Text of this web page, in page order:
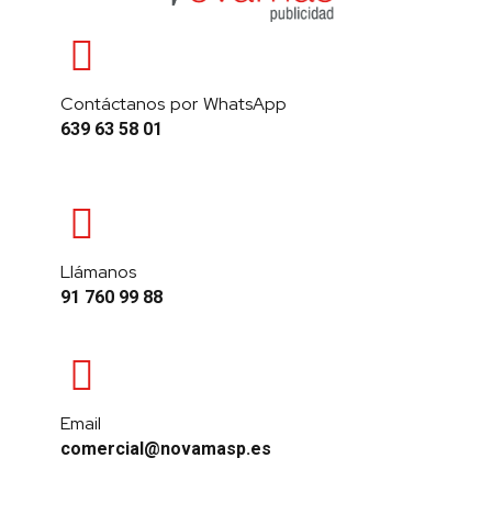
Contáctanos por WhatsApp
639 63 58 01
Llámanos
91 760 99 88
Email
comercial@novamasp.es